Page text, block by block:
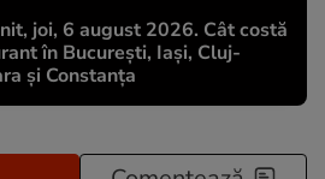
joi, 6 august 2026. Cât costă
în București, Iași, Cluj-
și Constanța